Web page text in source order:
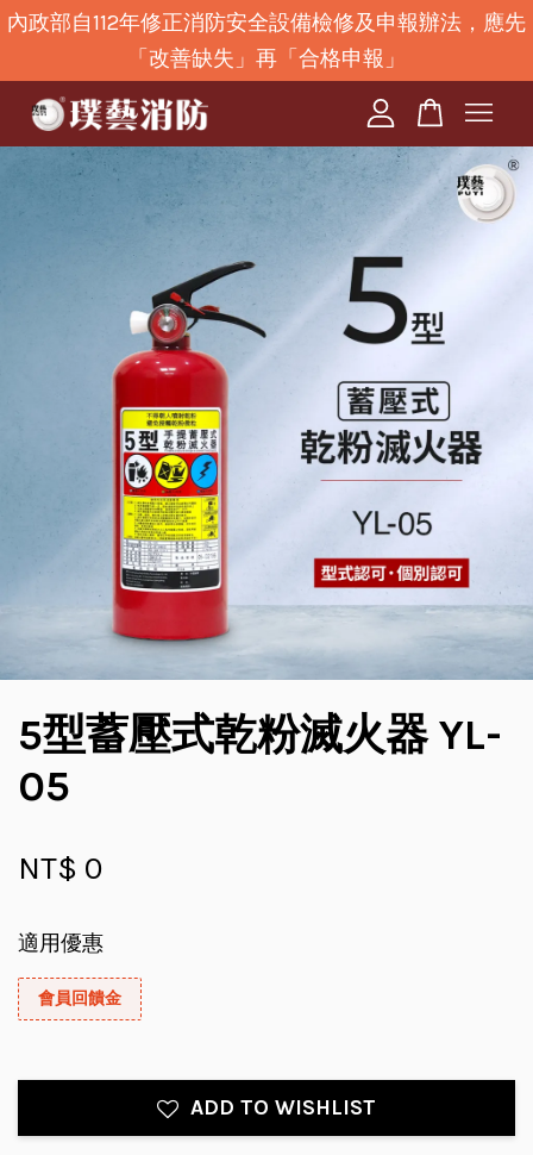
內政部自112年修正消防安全設備檢修及申報辦法，應先
「改善缺失」再「合格申報」
5型蓄壓式乾粉滅火器 YL-
05
NT$ 0
適用優惠
會員回饋金
ADD TO WISHLIST
您的購物車目前還是空的。
繼續購物